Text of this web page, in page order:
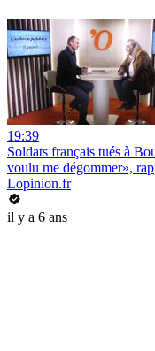
19:39
Soldats français tués à
voulu me dégommer»,
Lopinion.fr
il y a 6 ans